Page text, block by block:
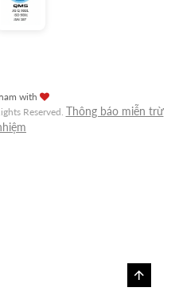
with
Reserved. Thông báo miễn trừ